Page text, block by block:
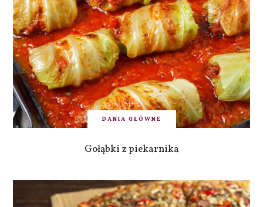
DANIA GŁÓWNE
Gołąbki z piekarnika